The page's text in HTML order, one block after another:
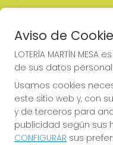
CONTACTO
ADMINISTRACION DE
RECEPTOR OFICIAL:
923482019
Aviso de
LOTERÍA MARTÍN
de sus datos
Usamos cookies
este sitio web y, con
y de terceros para
publicidad según sus
CONFIGURAR sus